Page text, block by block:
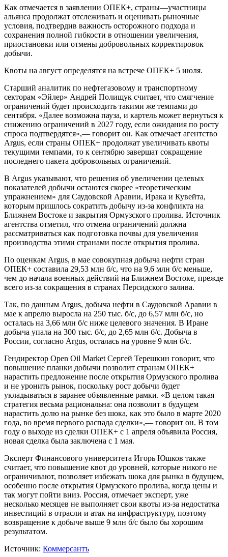
Как отмечается в заявлении ОПЕК+, страны—участницы
альянса продолжат отслеживать и оценивать рыночные
условия, подтвердив важность осторожного подхода и
сохранения полной гибкости в отношении увеличения,
приостановки или отмены добровольных корректировок
добычи.
Квоты на август определятся на встрече ОПЕК+ 5 июля.
Старший аналитик по нефтегазовому и транспортному
секторам «Эйлер» Андрей Полищук считает, что смягчение
ограничений будет происходить такими же темпами до
сентября. «Далее возможна пауза, и картель может вернуться к
снижению ограничений в 2027 году, если ожидания по росту
спроса подтвердятся»,— говорит он. Как отмечает агентство
Argus, если страны ОПЕК+ продолжат увеличивать квоты
текущими темпами, то к сентябрю завершат сокращение
последнего пакета добровольных ограничений.
В Argus указывают, что решения об увеличении целевых
показателей добычи остаются скорее «теоретическим
упражнением» для Саудовской Аравии, Ирака и Кувейта,
которым пришлось сократить добычу из-за конфликта на
Ближнем Востоке и закрытия Ормузского пролива. Источник
агентства отметил, что отмена ограничений должна
рассматриваться как подготовка почвы для увеличения
производства этими странами после открытия пролива.
По оценкам Argus, в мае совокупная добыча нефти стран
ОПЕК+ составила 29,53 млн б/c, что на 9,6 млн б/c меньше,
чем до начала военных действий на Ближнем Востоке, прежде
всего из-за сокращения в странах Персидского залива.
Так, по данным Argus, добыча нефти в Саудовской Аравии в
мае к апрелю выросла на 250 тыс. б/c, до 6,57 млн б/c, но
осталась на 3,66 млн б/c ниже целевого значения. В Иране
добыча упала на 300 тыс. б/c, до 2,65 млн б/c. Добыча в
России, согласно Argus, осталась на уровне 9 млн б/c.
Гендиректор Open Oil Market Сергей Терешкин говорит, что
повышение планки добычи позволит странам ОПЕК+
нарастить предложение после открытия Ормузского пролива
и не уронить рынок, поскольку рост добычи будет
укладываться в заранее объявленные рамки. «В целом такая
стратегия весьма рациональна: она позволит в будущем
нарастить долю на рынке без шока, как это было в марте 2020
года, во время первого распада сделки»,— говорит он. В том
году о выходе из сделки ОПЕК+ с 1 апреля объявила Россия,
новая сделка была заключена с 1 мая.
Эксперт Финансового университета Игорь Юшков также
считает, что повышение квот до уровней, которые никого не
ограничивают, позволяет избежать шока для рынка в будущем,
особенно после открытия Ормузского пролива, когда цены и
так могут пойти вниз. Россия, отмечает эксперт, уже
несколько месяцев не выполняет свои квоты из-за недостатка
инвестиций в отрасли и атак на инфраструктуру, поэтому
возвращение к добыче выше 9 млн б/c было бы хорошим
результатом.
Источник: Коммерсантъ